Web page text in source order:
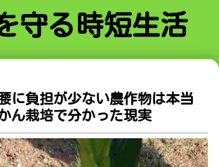
守る時短生活
に負担が少ない農作物は本当
ん栽培で分かった現実